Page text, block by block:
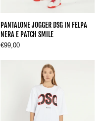
PANTALONE JOGGER DSG IN FELPA
NERA E PATCH SMILE
€99,00